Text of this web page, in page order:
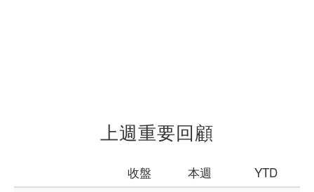
上週重要回顧
收盤 本週 YTD